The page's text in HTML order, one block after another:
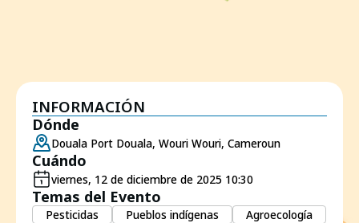
INFORMACIÓN
Dónde
Douala Port Douala, Wouri Wouri, Cameroun
Cuándo
viernes, 12 de diciembre de 2025 10:30
Temas del Evento
Pesticidas Pueblos indígenas
Agroecología